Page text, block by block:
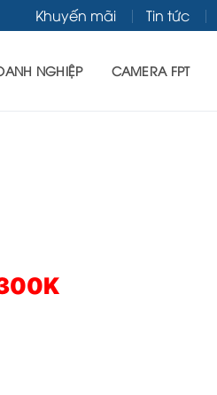
Khuyến mãi Tin tức
NGHIỆP CAMERA FPT